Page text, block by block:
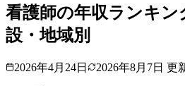
看護師の年収ランキン
設・地域別
2026年4月24日 2026年8月7日 更